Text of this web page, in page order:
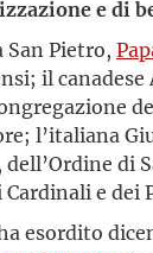
e di
San Pietro,
il
l’italiana
di
e dei
esordito